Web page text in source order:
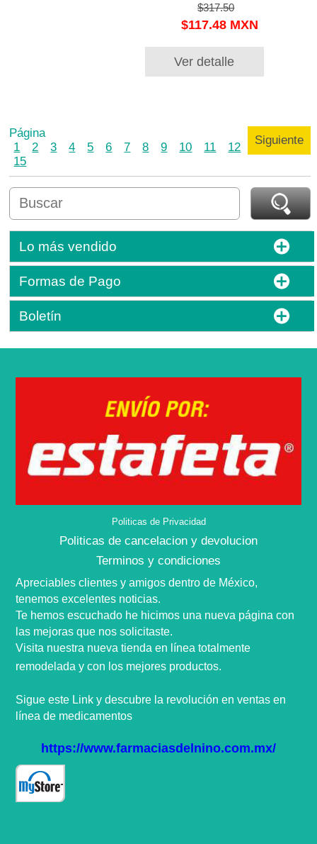
$317.50
$117.48 MXN
Ver detalle
Página
1
2 3 4 5 6 7 8 9 10 11 12 13
14
15
Siguiente
Lo más vendido
Formas de Pago
Boletín
Politicas de Privacidad
Politicas de cancelacion y devolucion
Terminos y condiciones
Apreciables clientes y amigos dentro de México,
tenemos excelentes noticias.
Te hemos escuchado he hicimos una nueva página con
las mejoras que nossolicitaste.
Visita nuestra nueva tienda en línea totalmente
remodelada y con los mejores productos.
Sigue este Link y descubre la revolución en ventas en
línea de medicamentos
https://www.farmaciasdelnino.com.mx/